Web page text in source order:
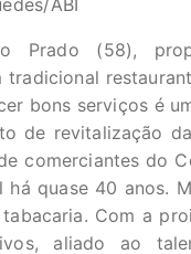
ABI
Prado (58),
tradicional
bons serviços é
de revitalização
comerciantes do
há quase 40 anos.
Com a
aliado ao